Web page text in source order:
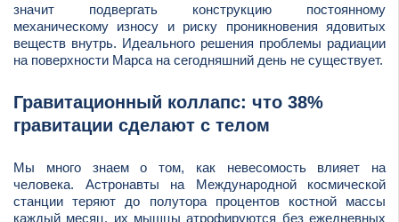
значит подвергать конструкцию постоянному
механическому износу и риску проникновения ядовитых
веществ внутрь. Идеального решения проблемы радиации
на поверхности Марса на сегодняшний день не существует.
Гравитационный коллапс: что 38%
гравитации сделают с телом
Мы много знаем о том, как невесомость влияет на
человека. Астронавты на Международной космической
станции теряют до полутора процентов костной массы
каждый месяц, их мышцы атрофируются без ежедневных